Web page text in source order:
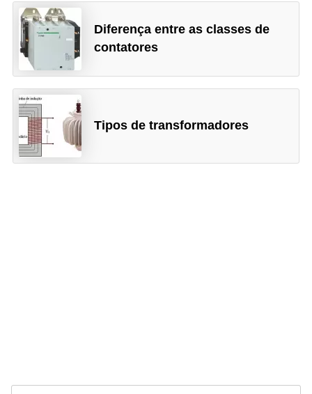
Diferença entre as classes de
contatores
Tipos de transformadores
a
e
m
e
l
e
t